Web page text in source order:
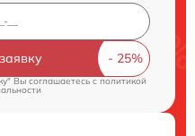
Вы соглашаетесь cполитикой